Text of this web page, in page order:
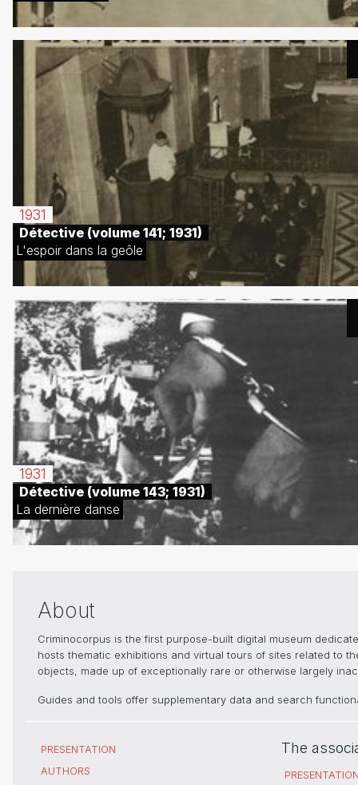
1931
Détective (volume 141; 1931)
L'espoir dans la geôle
1931
Détective (volume 143; 1931)
La dernière danse
About
Criminocorpus is the first purpose-built digital museum
hosts thematic exhibitions and virtual tours of sites related to
objects, made up of exceptionally rare or otherwise largely
Guides and tools offer supplementary data and search
PRESENTATION
AUTHORS
The